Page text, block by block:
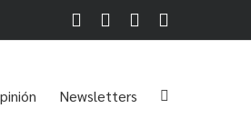
FacebookTwitterLinkedIn
Newsletters